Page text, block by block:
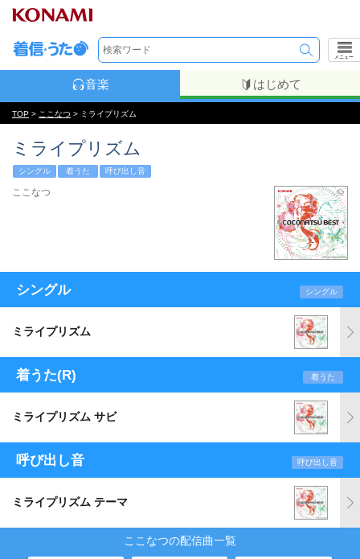
メニュー
音楽 はじめて
TOP > ここなつ > ミライプリズム
ミライプリズム
シングル 着うた 呼び出し音
ここなつ
シングル シングル
ミライプリズム
着うた(R) 着うた
ミライプリズム サビ
呼び出し音 呼び出し音
ミライプリズム テーマ
ここなつの配信曲一覧